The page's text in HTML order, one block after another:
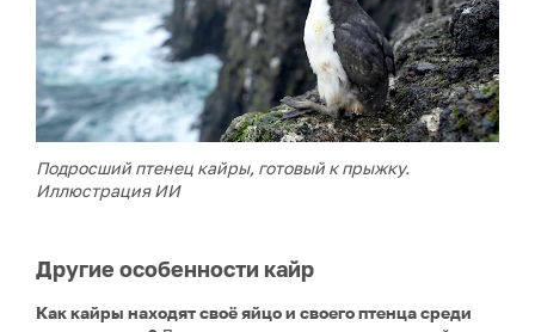
Подросший птенец кайры, готовый к прыжку.
Иллюстрация ИИ
Другие особенности кайр
Как кайры находят своё яйцо и своего птенца среди